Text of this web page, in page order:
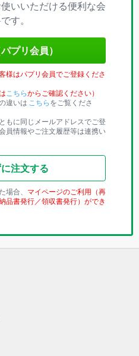
いいただける便利な会
す。
プリ会員）
様はパプリ会員でご登録くださ
こちらからご確認ください）
違いは こちら をご覧くださ
もに同じメールアドレスでご登
員情報やご注文履歴等は連携い
注文する
場合、 マイページのご利用（再
品書発行／領収書発行）ができ